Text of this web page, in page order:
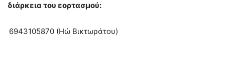
διάρκεια του εορτασμού:
6943105870 (Ηώ Βικτωράτου)